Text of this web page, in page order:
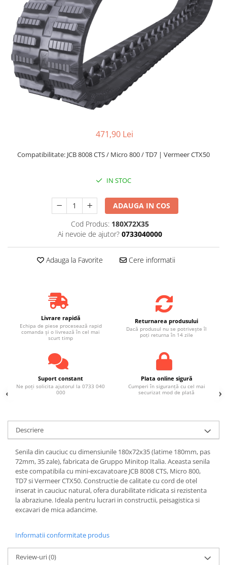
471,90 Lei
Compatibilitate: JCB 8008 CTS / Micro 800 / TD7 | Vermeer CTX50
IN STOC
ADAUGA IN COS
Cod Produs: 180X72X35
Ai nevoie de ajutor? 0733040000
Adauga la Favorite Cere informatii
Livrare rapidă
Echipa de piese procesează rapid
comanda și o livrează în cel mai
scurt timp
Returnarea produsului
Dacă produsul nu se potrivește îl
poți returna în 14 zile
Suport constant
Ne poți solicita ajutorul la 0733 040
000
Plata online sigură
Cumperi în siguranță cu cel mai
securizat mod de plată
Descriere
Senila din cauciuc cu dimensiunile 180x72x35 (latime 180mm, pas
72mm, 35 zale), fabricata de Gruppo Minitop Italia. Aceasta senila
este compatibila cu mini-excavatoare JCB 8008 CTS, Micro 800,
TD7 si Vermeer CTX50. Constructie de calitate cu cord de otel
inserat in cauciuc natural, ofera durabilitate ridicata si rezistenta
la abraziune. Ideala pentru lucrari in constructii, peisagistica si
excavari de mica adancime.
Informatii conformitate produs
Review-uri(0)